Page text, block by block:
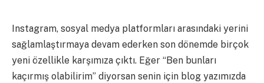
Instagram, sosyal medya platformları arasındaki yerini
sağlamlaştırmaya devam ederken son dönemde birçok
yeni özellikle karşımıza çıktı. Eğer “Ben bunları
kaçırmış olabilirim” diyorsan senin için blog yazımızda